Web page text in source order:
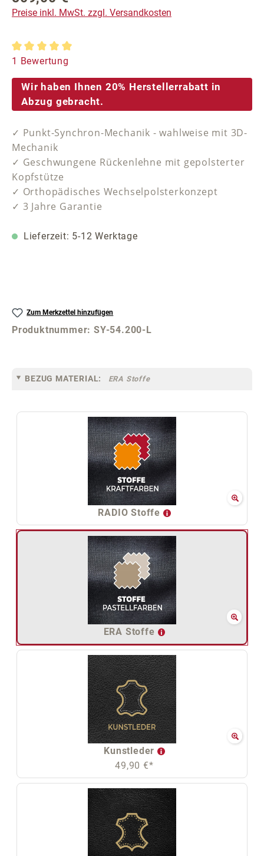
Preise inkl. MwSt. zzgl. Versandkosten
Durchschnittliche Bewertung von 5 von 5 Sternen
1 Bewertung
Wir haben Ihnen 20% Herstellerrabatt in
Abzug gebracht.
✓ Punkt-Synchron-Mechanik - wahlweise mit 3D-
Mechanik
✓ Geschwungene Rückenlehne mit gepolsterter
Kopfstütze
✓ Orthopädisches Wechselpolsterkonzept
✓ 3 Jahre Garantie
Lieferzeit: 5-12 Werktage
Zum Merkzettel hinzufügen
Produktnummer:SY-54.200-L
BEZUG MATERIAL: ERA Stoffe
RADIO Stoffe
ERA Stoffe
Kunstleder
49,90 €*